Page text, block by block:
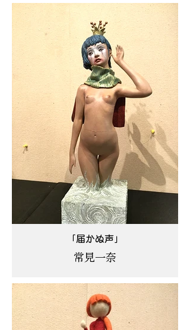
「届かぬ声」
常見一奈